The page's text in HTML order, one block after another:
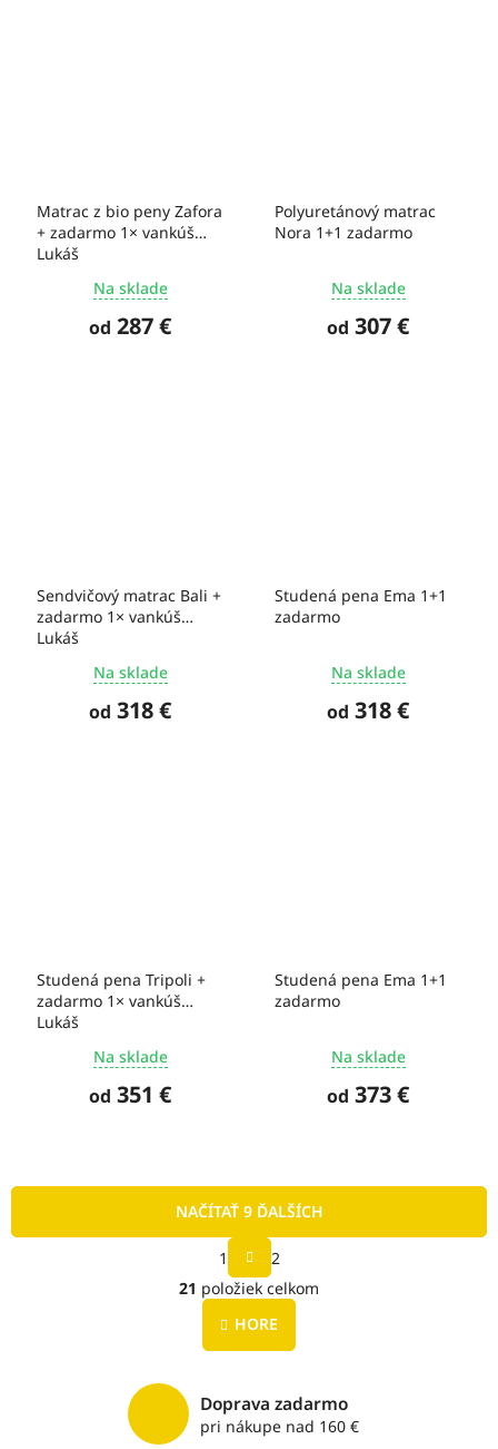
Matrac z bio peny Zafora
+ zadarmo 1× vankúš
Lukáš
Na sklade
od 287 €
Polyuretánový matrac
Nora 1+1 zadarmo
Na sklade
od 307 €
Sendvičový matrac Bali +
zadarmo 1× vankúš
Lukáš
Na sklade
od 318 €
Studená pena Ema 1+1
zadarmo
Na sklade
od 318 €
Studená pena Tripoli +
zadarmo 1× vankúš
Lukáš
Na sklade
od 351 €
Studená pena Ema 1+1
zadarmo
Na sklade
od 373 €
O
v
l
c
i
NAČÍTAŤ 9 ĎALŠÍCH
t
r
á
n
o
a
n
i
1
2
21 položiek celkom
HORE
Doprava zadarmo
pri nákupe nad 160 €